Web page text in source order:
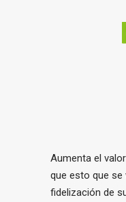
Aumenta el
que esto que se
fidelización de